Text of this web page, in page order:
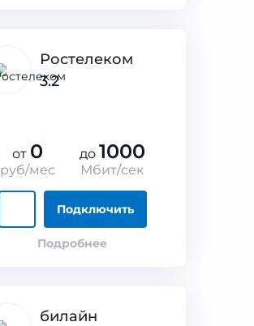
Ростелеком
3.2
от 0
руб/мес
до 1000
Мбит/сек
Подключить
Подробнее
билайн